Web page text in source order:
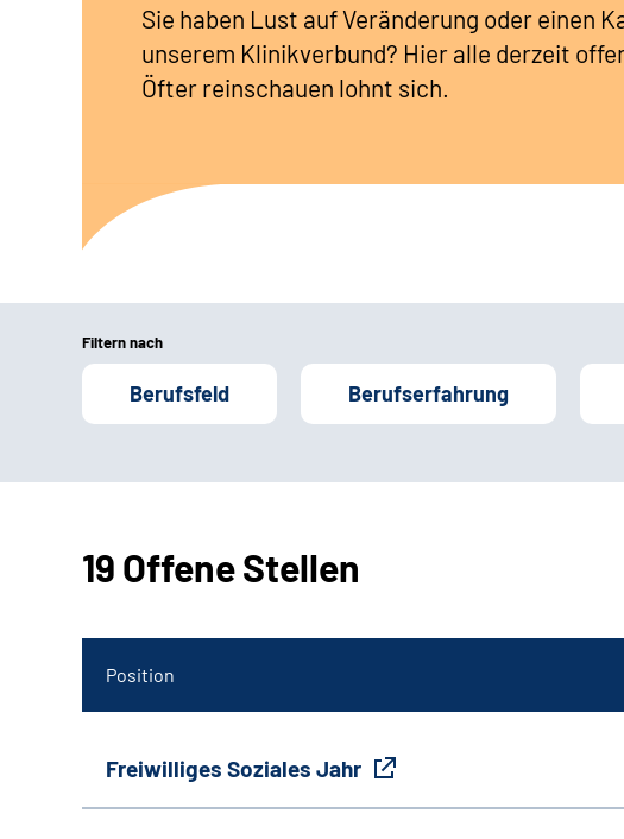
Sie haben Lust auf Veränderung oder einen
unserem Klinikverbund? Hier alle derzeit
Öfter reinschauen lohnt sich.
Filtern nach
Berufsfeld Berufserfahrung
19 Offene Stellen
Position
Freiwilliges Soziales Jahr